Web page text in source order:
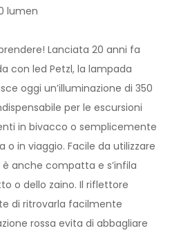
lumen
Lanciata 20 anni fa
con led Petzl, la lampada
oggi un’illuminazione di 350
per le escursioni
in bivacco o semplicemente
in viaggio. Facile da utilizzare
anche compatta e s’infila
o dello zaino. Il riflettore
di ritrovarla facilmente
rossa evita di abbagliare